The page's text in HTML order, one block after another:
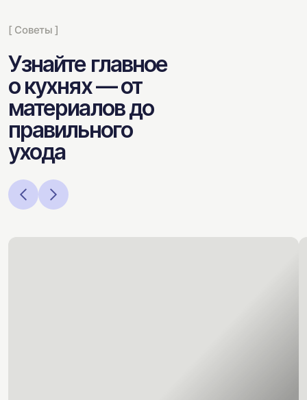
[ Советы ]
Узнайте главное
о кухнях — от
материалов до
правильного
ухода